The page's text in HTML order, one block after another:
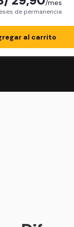
/mes
de permanencia
al carrito